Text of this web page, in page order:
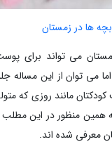
می تواند برای
می توان از این مساله
مانند روزی که
همین منظور در این مطلب
معرفی شده اند.